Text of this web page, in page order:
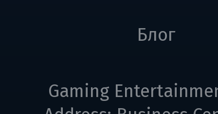
Блог
Gaming